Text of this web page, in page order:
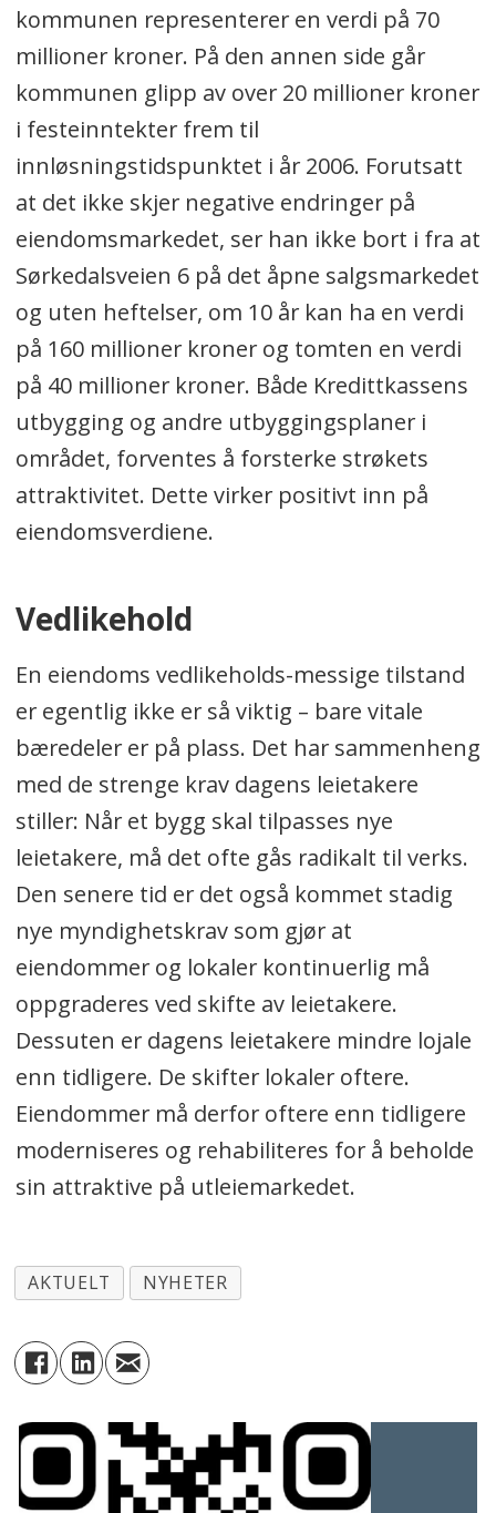
kommunen representerer en verdi på 70
millioner kroner. På den annen side går
kommunen glipp av over 20 millioner kroner
i festeinntekter frem til
innløsningstidspunktet i år 2006. Forutsatt
at det ikke skjer negative endringer på
eiendomsmarkedet, ser han ikke bort i fra at
Sørkedalsveien 6 på det åpne salgsmarkedet
og uten heftelser, om 10 år kan ha en verdi
på 160 millioner kroner og tomten en verdi
på 40 millioner kroner. Både Kredittkassens
utbygging og andre utbyggingsplaner i
området, forventes å forsterke strøkets
attraktivitet. Dette virker positivt inn på
eiendomsverdiene.
Vedlikehold
En eiendoms vedlikeholds-messige tilstand
er egentlig ikke er så viktig – bare vitale
bæredeler er på plass. Det har sammenheng
med de strenge krav dagens leietakere
stiller: Når et bygg skal tilpasses nye
leietakere, må det ofte gås radikalt til verks.
Den senere tid er det også kommet stadig
nye myndighetskrav som gjør at
eiendommer og lokaler kontinuerlig må
oppgraderes ved skifte av leietakere.
Dessuten er dagens leietakere mindre lojale
enn tidligere. De skifter lokaler oftere.
Eiendommer må derfor oftere enn tidligere
moderniseres og rehabiliteres for å beholde
sin attraktive på utleiemarkedet.
AKTUELT NYHETER